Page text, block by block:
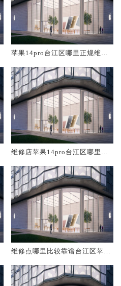
苹果14pro台江区哪里正规维修
维修店苹果14pro台江区哪里比
维修点哪里比较靠谱台江区苹果